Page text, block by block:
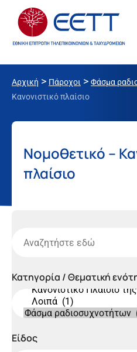
Αρχική > Πάροχοι > Φάσμα
Κανονιστικό πλαίσιο
Νομοθετικό –
πλαίσιο
Κατηγορία / Θεματική
Είδος